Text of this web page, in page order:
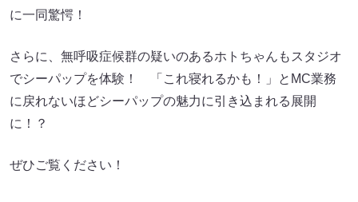
に一同驚愕！
さらに、無呼吸症候群の疑いのあるホトちゃんもスタジオ
でシーパップを体験！ 「これ寝れるかも！」とMC業務
に戻れないほどシーパップの魅力に引き込まれる展開
に！？
ぜひご覧ください！